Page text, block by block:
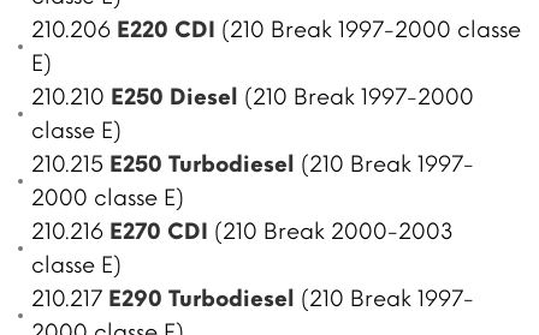
210.206 E220 CDI (210 Break 1997-2000 classe
E)
210.210 E250 Diesel (210 Break 1997-2000
classe E)
210.215 E250 Turbodiesel (210 Break 1997-
2000 classe E)
210.216 E270 CDI (210 Break 2000-2003
classe E)
210.217 E290 Turbodiesel (210 Break 1997-